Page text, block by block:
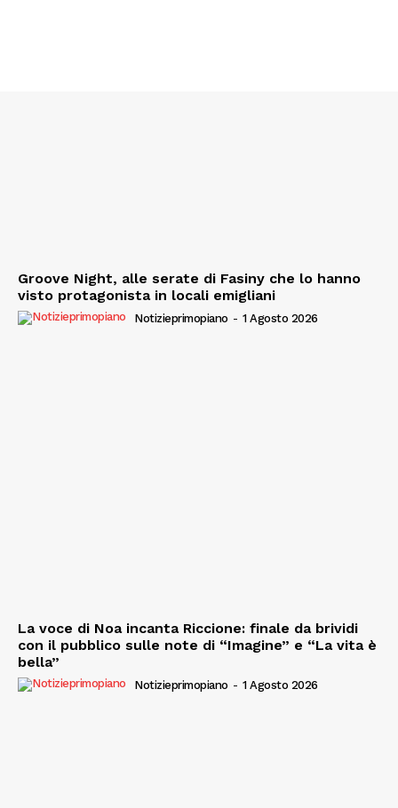
Groove Night, alle serate di Fasiny che lo hanno
visto protagonista in locali emigliani
Notizieprimopiano - 1 Agosto 2026
La voce di Noa incanta Riccione: finale da brividi
con il pubblico sulle note di “Imagine” e “La vita è
bella”
Notizieprimopiano - 1 Agosto 2026